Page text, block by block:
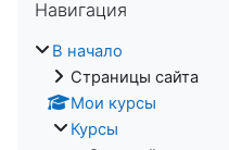
Навигация
В начало
Страницы сайта
Мои курсы
Курсы